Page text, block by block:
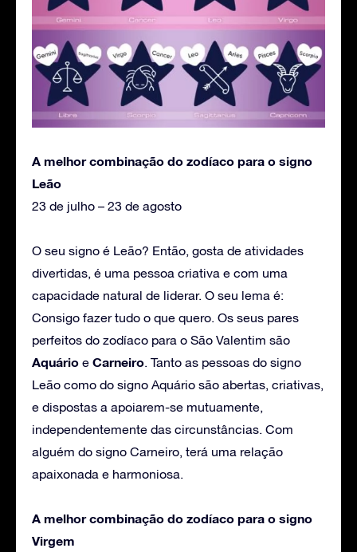
A melhor combinação do zodíaco para o signo
Leão
23 de julho – 23 de agosto
O seu signo é Leão? Então, gosta de atividades
divertidas, é uma pessoa criativa e com uma
capacidade natural de liderar. O seu lema é:
Consigo fazer tudo o que quero. Os seus pares
perfeitos do zodíaco para o São Valentim são
Aquário e Carneiro. Tanto as pessoas do signo
Leão como do signo Aquário são abertas, criativas,
e dispostas a apoiarem-se mutuamente,
independentemente das circunstâncias. Com
alguém do signo Carneiro, terá uma relação
apaixonada e harmoniosa.
A melhor combinação do zodíaco para o signo
Virgem